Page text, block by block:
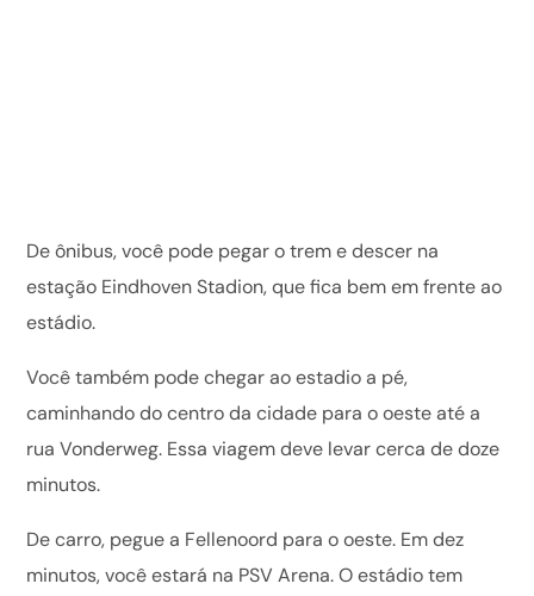
De ônibus, você pode pegar o trem e descer na
estação Eindhoven Stadion, que fica bem em frente ao
estádio.
Você também pode chegar ao estadio a pé,
caminhando do centro da cidade para o oeste até a
rua Vonderweg. Essa viagem deve levar cerca de doze
minutos.
De carro, pegue a Fellenoord para o oeste. Em dez
minutos, você estará na PSV Arena. O estádio tem